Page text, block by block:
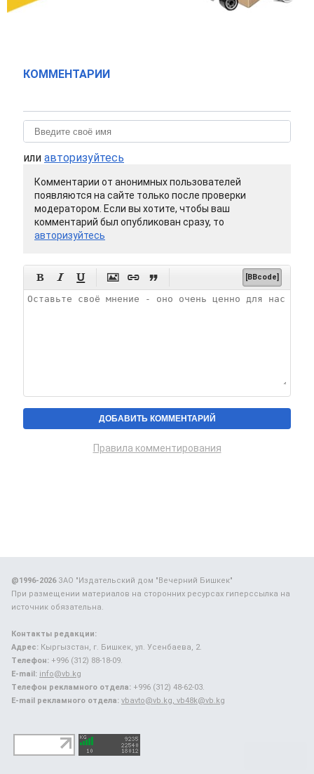
КОММЕНТАРИИ
или авторизуйтесь
Комментарии от анонимных пользователей
появляются на сайте только после проверки
модератором. Если вы хотите, чтобы ваш
комментарий был опубликован сразу, то
авторизуйтесь
      [BBcode]
Правила комментирования
@1996-2026ЗАО "Издательский дом "Вечерний Бишкек"
При размещении материалов на сторонних ресурсах гиперссылка на
источник обязательна.
Контакты редакции:
Адрес: Кыргызстан, г. Бишкек, ул. Усенбаева, 2.
Телефон: +996 (312) 88-18-09.
E-mail: info@vb.kg
Телефон рекламного отдела: +996 (312) 48-62-03.
E-mail рекламного отдела: vbavto@vb.kg, vb48k@vb.kg